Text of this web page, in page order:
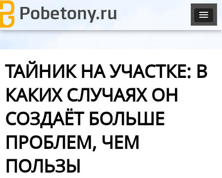
ТАЙНИК НА УЧАСТКЕ: В
КАКИХ СЛУЧАЯХ ОН
СОЗДАЁТ БОЛЬШЕ
ПРОБЛЕМ, ЧЕМ
ПОЛЬЗЫ